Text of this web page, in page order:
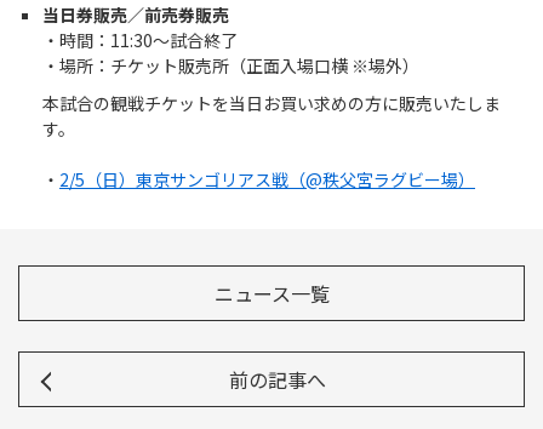
株式会社 チームの歴史
地域貢献活動
Instagram
パートナーシップのご案内
当日券販売／前売券販売
・時間：11:30～試合終了
・場所：チケット販売所（正面入場口横 ※場外）
本試合の観戦チケットを当日お買い求めの方に販売いたしま
す。
・ 2/5（日）東京サンゴリアス戦（@秩父宮ラグビー場）
ニュース一覧
前の記事へ